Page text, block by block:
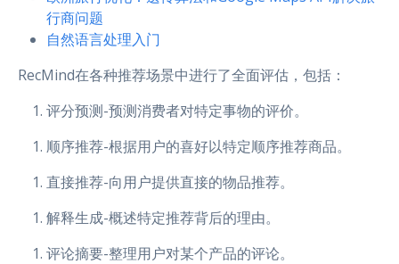
行商问题
自然语言处理入门
RecMind在各种推荐场景中进行了全面评估，包括：
评分预测-预测消费者对特定事物的评价。
顺序推荐-根据用户的喜好以特定顺序推荐商品。
直接推荐-向用户提供直接的物品推荐。
解释生成-概述特定推荐背后的理由。
评论摘要-整理用户对某个产品的评论。